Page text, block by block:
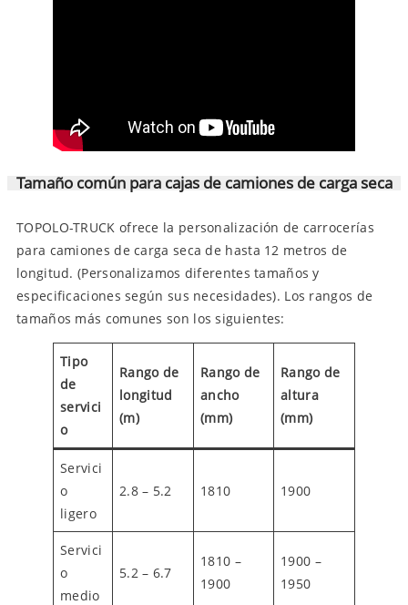
Tamaño común para cajas de camiones de carga seca
TOPOLO-TRUCK ofrece la personalización de carrocerías
para camiones de carga seca de hasta 12 metros de
longitud. (Personalizamos diferentes tamaños y
especificaciones según sus necesidades). Los rangos de
tamaños más comunes son los siguientes:
Tipo
de
servici
o
Rango de
longitud
(m)
Rango de
ancho
(mm)
Rango de
altura
(mm)
Servici
o
ligero
2.8 – 5.2 1810 1900
Servici
o
medio
5.2 – 6.7
1810 –
1900
1900 –
1950